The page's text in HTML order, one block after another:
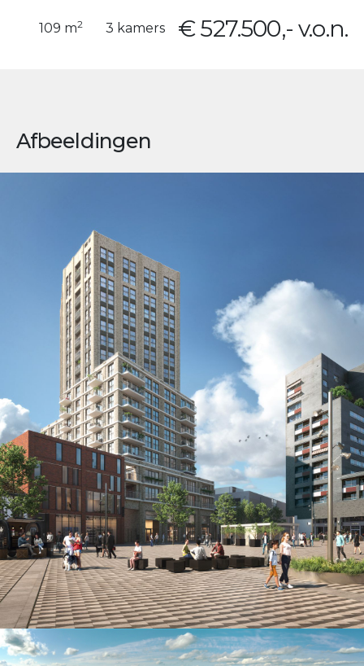
109 m2 3 kamers € 527.500,- v.o.n.
Afbeeldingen